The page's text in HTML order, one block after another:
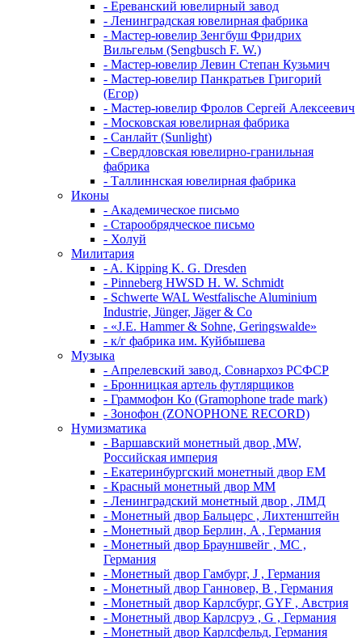
- Ереванский ювелирный завод
- Ленинградская ювелирная фабрика
- Мастер-ювелир Зенгбуш Фридрих
Вильгельм (Sengbusch F. W.)
- Мастер-ювелир Левин Степан Кузьмич
- Мастер-ювелир Панкратьев Григорий
(Егор)
- Мастер-ювелир Фролов Сергей Алексеевич
- Московская ювелирная фабрика
- Санлайт (Sunlight)
- Свердловская ювелирно-гранильная
фабрика
- Таллиннская ювелирная фабрика
Иконы
- Академическое письмо
- Старообрядческое письмо
- Холуй
Милитария
- A. Kipping K. G. Dresden
- Pinneberg HWSD H. W. Schmidt
- Schwerte WAL Westfalische Aluminium
Industrie, Jünger, Jäger & Co
- «J.E. Hammer & Sohne, Geringswalde»
- к/г фабрика им. Куйбышева
Музыка
- Апрелевский завод, Совнархоз РСФСР
- Бронницкая артель футлярщиков
- Граммофон Ко (Gramophone trade mark)
- Зонофон (ZONOPHONE RECORD)
Нумизматика
- Варшавский монетный двор ,MW,
Российская империя
- Екатеринбургский монетный двор ЕМ
- Красный монетный двор ММ
- Ленинградский монетный двор , ЛМД
- Монетный двор Бальцерс , Лихтенштейн
- Монетный двор Берлин, A , Германия
- Монетный двор Брауншвейг , MC ,
Германия
- Монетный двор Гамбург, J , Германия
- Монетный двор Ганновер, B , Германия
- Монетный двор Карлсбург, GYF , Австрия
- Монетный двор Карлсруэ , G , Германия
- Монетный двор Карлсфельд, Германия